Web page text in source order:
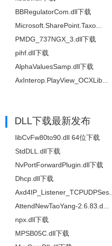
BBRegulatorCom.dll下载
Microsoft.SharePoint.Taxo...
PMDG_737NGX_3.dll下载
pihf.dll下载
AlphaValuesSamp.dll下载
AxInterop.PlayView_OCXLib...
DLL下载最新发布
libCvFw80to90.dll 64位下载
StdDLL.dll下载
NvPortForwardPlugin.dll下载
Dhcp.dll下载
Axd4IP_Listener_TCPUDPSes...
AttendNewTaoYang-2.6.83.d...
npx.dll下载
MPSB05C.dll下载